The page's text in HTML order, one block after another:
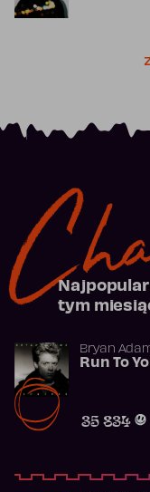
tym
Bryan
Run To
35 834